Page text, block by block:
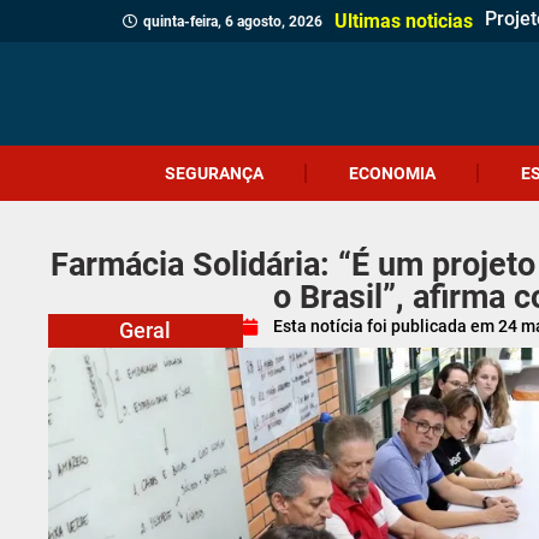
quinta-feira, 6 agosto, 2026 Ultimas noticias Dia
Içara
Idosa
SEGURANÇA ECONOMIA
Farmácia Solidária: “É um
o Brasil”, afirma
Geral Esta notícia foi publicada em 24